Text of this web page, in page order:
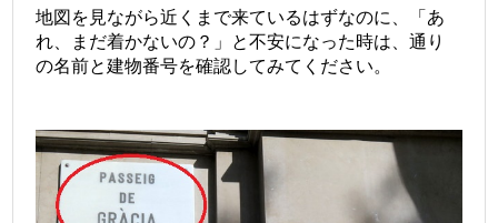
地図を見ながら近くまで来ているはずなのに、「あ
れ、まだ着かないの？」と不安になった時は、通り
の名前と建物番号を確認してみてください。